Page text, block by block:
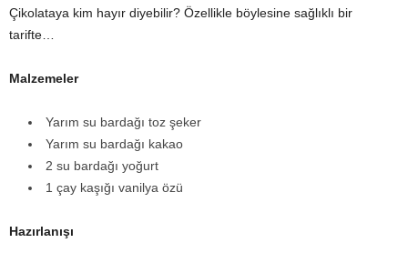
Çikolataya kim hayır diyebilir? Özellikle böylesine sağlıklı bir
tarifte…
Malzemeler
Yarım su bardağı toz şeker
Yarım su bardağı kakao
2 su bardağı yoğurt
1 çay kaşığı vanilya özü
Hazırlanışı